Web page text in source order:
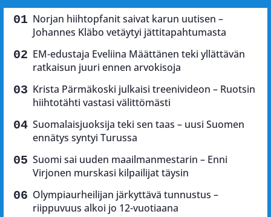
Norjan hiihtopfanit saivat karun uutisen –
Johannes Kläbo vetäytyi jättitapahtumasta
EM-edustaja Eveliina Määttänen teki yllättävän
ratkaisun juuri ennen arvokisoja
Krista Pärmäkoski julkaisi treenivideon – Ruotsin
hiihtotähti vastasi välittömästi
Suomalaisjuoksija teki sen taas – uusi Suomen
ennätys syntyi Turussa
Suomi sai uuden maailmanmestarin – Enni
Virjonen murskasi kilpailijat täysin
Olympiaurheilijan järkyttävä tunnustus –
riippuvuus alkoi jo 12-vuotiaana